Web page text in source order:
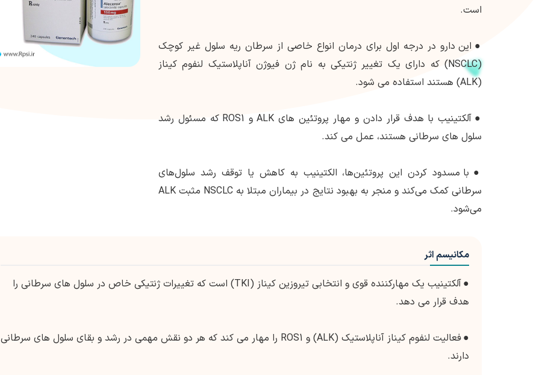
است.
● این دارو در درجه اول برای درمان انواع خاصی از سرطان ریه سلول غیر کوچک
(NSCLC) که دارای یک تغییر ژنتیکی به نام ژن فیوژن آناپلاستیک لنفوم کیناز
(ALK) هستند استفاده می شود.
●
آلکتینیب با هدف قرار دادن و مهار پروتئین های ALK و ROS1 که مسئول رشد
سلول های سرطانی هستند، عمل می کند.
● با مسدود کردن این پروتئین‌ها، الکتینیب به کاهش یا توقف رشد سلول‌های
سرطانی کمک می‌کند و منجر به بهبود نتایج در بیماران مبتلا به NSCLC مثبت ALK
می‌شود.
مکانیسم اثر
●
آلکتینیب یک مهارکننده قوی و انتخابی تیروزین کیناز (TKI) است که تغییرات ژنتیکی خاص در سلول های سرطانی را
هدف قرار می دهد.
●
فعالیت لنفوم کیناز آناپلاستیک (ALK) و ROS1 را مهار می کند که هر دو نقش مهمی در رشد و بقای سلول های سرطانی
دارند.